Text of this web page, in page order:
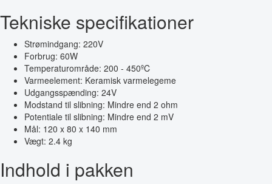
Tekniske specifikationer
Strømindgang: 220V
Forbrug: 60W
Temperaturområde: 200 - 450ºC
Varmeelement: Keramisk varmelegeme
Udgangsspænding: 24V
Modstand til slibning: Mindre end 2 ohm
Potentiale til slibning: Mindre end 2 mV
Mål: 120 x 80 x 140 mm
Vægt: 2.4 kg
Indhold i pakken